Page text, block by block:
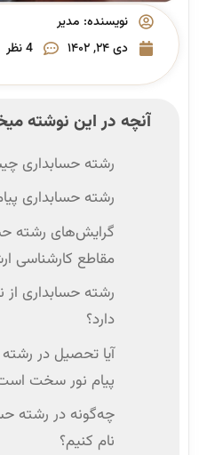
نویسنده: مدیر
دی ۲۴, ۱۴۰۲
4 نظر
آنچه در این نوشته
رشته حسابداری
رشته حسابداری
گرایش‌های رشته
مقاطع کارشناسی
رشته حسابداری
دارد؟
آیا تحصیل در
پیام نور سخت
چه‌گونه در رشته
نام کنیم؟